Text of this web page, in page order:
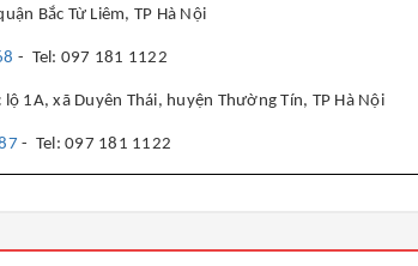
Bắc Từ Liêm, TP Hà Nội
- Tel: 097 181 1122
1A, xã Duyên Thái, huyện Thường Tín, TP Hà Nội
- Tel: 097 181 1122